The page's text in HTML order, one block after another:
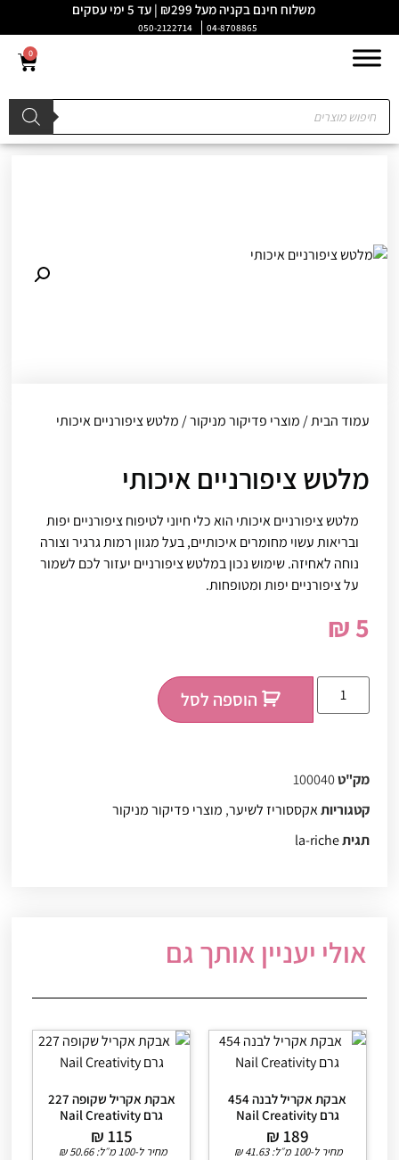
משלוח חינם בקניה מעל ₪299 | עד 5 ימי עסקים
04-8708865
050-2122714
0
עמוד הבית/מוצרי פדיקור מניקור/ מלטש ציפורניים איכותי
מלטש ציפורניים איכותי
מלטש ציפורניים איכותי הוא כלי חיוני לטיפוח ציפורניים יפות
ובריאות עשוי מחומרים איכותיים, בעל מגוון רמות גרגיר וצורה
נוחה לאחיזה. שימוש נכון במלטש ציפורניים יעזור לכם לשמור
על ציפורניים יפות ומטופחות.
₪ 5
הוספה לסל
מק"ט100040
קטגוריותאקססוריז לשיער,מוצרי פדיקור מניקור
תגיתla-riche
אולי יעניין אותך גם
אבקת אקריל לבנה 454
גרם Nail Creativity
₪189
מחיר ל-100 מ״ל: ₪41.63
אבקת אקריל שקופה 227
גרם Nail Creativity
₪115
מחיר ל-100 מ״ל: ₪50.66